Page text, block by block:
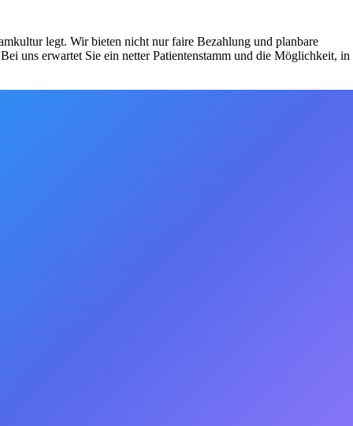
legt. Wir bieten nicht nur faire Bezahlung und planbare
uns erwartet Sie ein netter Patientenstamm und die Möglichkeit, in